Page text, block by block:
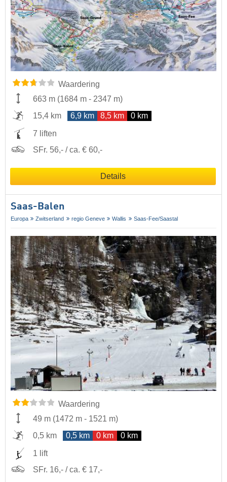
Waardering
663 m (1684 m - 2347 m)
15,4 km
6,9 km 8,5 km 0 km
7 liften
SFr. 56,- / ca. € 60,-
Details
Saas-Balen
Europa Zwitserland regio Geneve Wallis Saas-Fee/​Saastal
Waardering
49 m (1472 m - 1521 m)
0,5 km
0,5 km 0 km 0 km
1 lift
SFr. 16,- / ca. € 17,-